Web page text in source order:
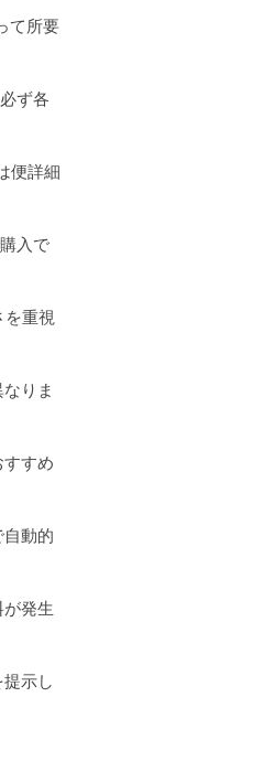
て所要
ず各
便詳細
入で
を重視
りま
すめ
動的
発生
示し